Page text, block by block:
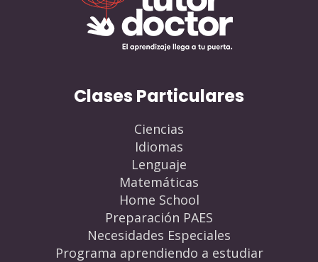
Clases Particulares
Ciencias
Idiomas
Lenguaje
Matemáticas
Home School
Preparación PAES
Necesidades Especiales
Programa aprendiendo a estudiar